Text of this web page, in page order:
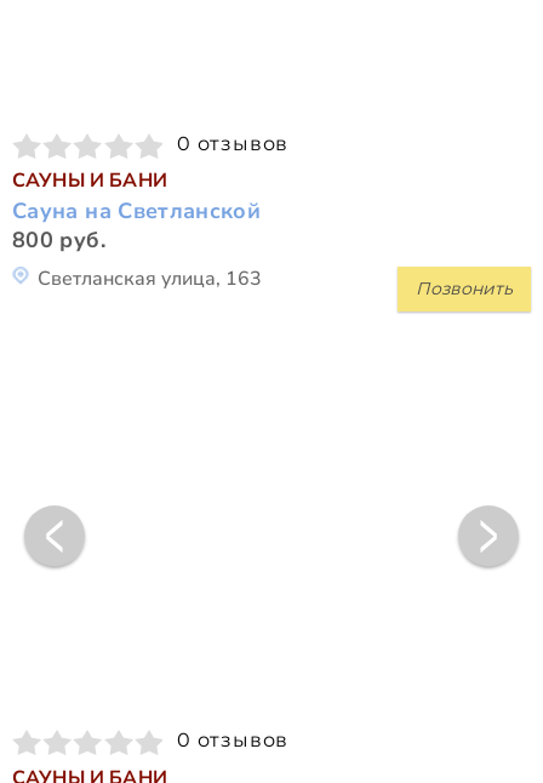
0 отзывов
САУНЫ И БАНИ
Сауна на Светланской
800 руб.
Позвонить
Светланская улица, 163
0 отзывов